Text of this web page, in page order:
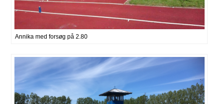
Annika med forsøg på 2.80